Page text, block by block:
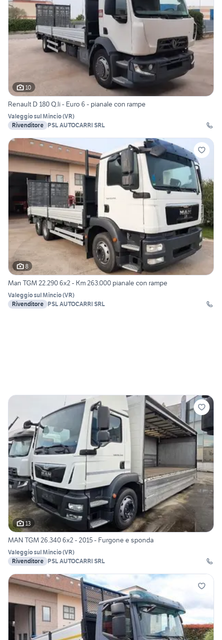
10
Renault D 180 Q.li - Euro 6 - pianale con rampe
Valeggio sul Mincio(VR)
Rivenditore PSL AUTOCARRI SRL
8
Man TGM 22.290 6x2 - Km 263.000 pianale con rampe
Valeggio sul Mincio(VR)
Rivenditore PSL AUTOCARRI SRL
13
MAN TGM 26.340 6x2 - 2015 - Furgone e sponda
Valeggio sul Mincio(VR)
Rivenditore PSL AUTOCARRI SRL